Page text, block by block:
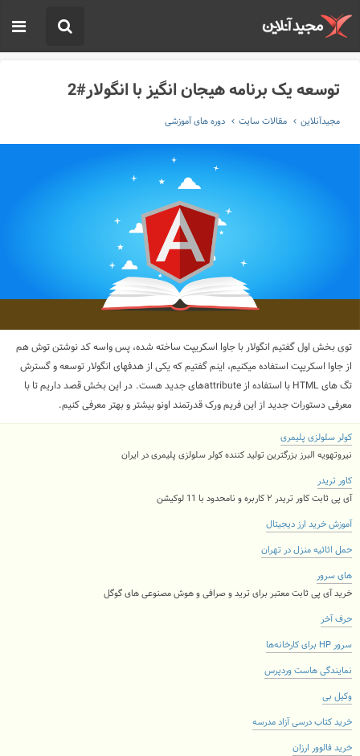
توسعه یک برنامه هیجان انگیز با انگولار#2
مجیدآنلاین مقالات سایت دوره های آموزشی
توی بخش اول گفتیم انگولار با جاوا اسکریپت ساخته شده، پس واسه کد نوشتن توش هم
از جاوا اسکریپت استفاده میکنیم، اینم گفتیم که یکی از هدفهای انگولار توسعه و گسترش
تگ های HTML با استفاده از attributeهای جدید هست. در این بخش قصد داریم تا با
معرفی دستورات جدید از این فریم ورک قدرتمند اونو بیشتر و بهتر معرفی کنیم.
کولر سلولزی پلیمری
نیروتهویه البرز بزرگترین تولید کننده کولر سلولزی پلیمری در ایران
کاور تریدر
آی پی ثابت کاور تریدر ۲ کاربره و نامحدود با 11 لوکیشن
آموزش خرید ارز دیجیتال
حمل اثاثیه منزل در تهران
های سرور
خرید آی پی ثابت معتبر برای ترید و صرافی و هوش مصنوعی های گوگل
حرف آخر
سرور HP برای کارخانه‌ها
نمایندگی هاست وردپرس
وکیل بی
خرید کتاب درسی آزاد مدرسه
خرید فالوور ارزان